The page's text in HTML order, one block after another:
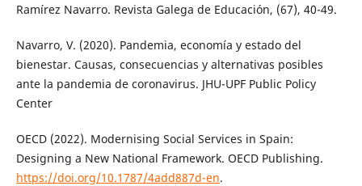
Ramírez Navarro. Revista Galega de Educación, (67), 40-49.
Navarro, V. (2020). Pandemia, economía y estado del
bienestar. Causas, consecuencias y alternativas posibles
ante la pandemia de coronavirus. JHU-UPF Public Policy
Center
OECD (2022). Modernising Social Services in Spain:
Designing a New National Framework. OECD Publishing.
https://doi.org/10.1787/4add887d-en.